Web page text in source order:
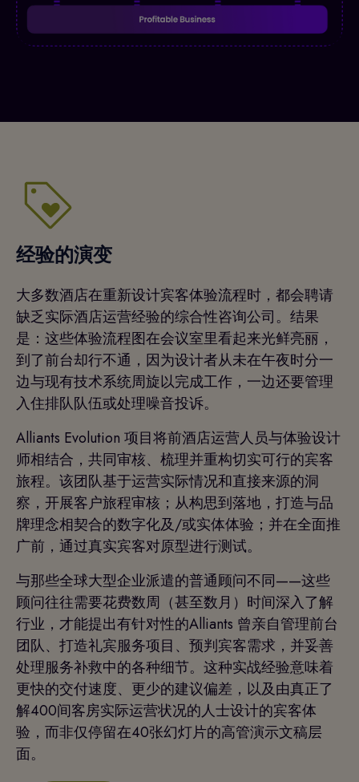
经验的演变
大多数酒店在重新设计宾客体验流程时，都会聘请
缺乏实际酒店运营经验的综合性咨询公司。结果
是：这些体验流程图在会议室里看起来光鲜亮丽，
到了前台却行不通，因为设计者从未在午夜时分一
边与现有技术系统周旋以完成工作，一边还要管理
入住排队队伍或处理噪音投诉。
Alliants Evolution 项目将前酒店运营人员与体验设计
师相结合，共同审核、梳理并重构切实可行的宾客
旅程。该团队基于运营实际情况和直接来源的洞
察，开展客户旅程审核；从构思到落地，打造与品
牌理念相契合的数字化及/或实体体验；并在全面推
广前，通过真实宾客对原型进行测试。
与那些全球大型企业派遣的普通顾问不同——这些
顾问往往需要花费数周（甚至数月）时间深入了解
行业，才能提出有针对性的Alliants 曾亲自管理前台
团队、打造礼宾服务项目、预判宾客需求，并妥善
处理服务补救中的各种细节。这种实战经验意味着
更快的交付速度、更少的建议偏差，以及由真正了
解400间客房实际运营状况的人士设计的宾客体
验，而非仅停留在40张幻灯片的高管演示文稿层
面。